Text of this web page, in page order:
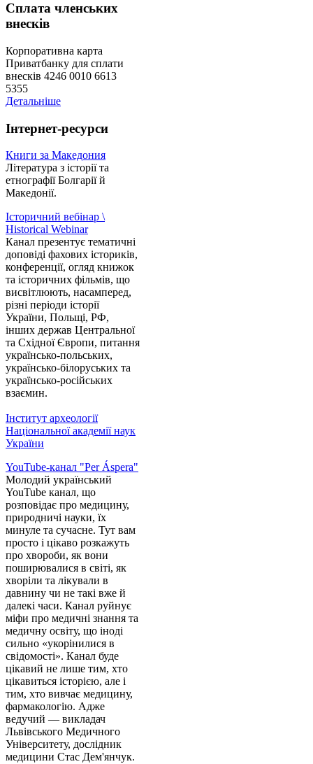
Сплата членських
внесків
Корпоративна карта
Приватбанку для сплати
внесків 4246 0010 6613
5355
Детальніше
Інтернет-ресурси
Книги за Македония
Література з історії та
етнографії Болгарії й
Македонії.
Історичний вебінар \
Historical Webinar
Канал презентує тематичні
доповіді фахових істориків,
конференції, огляд книжок
та історичних фільмів, що
висвітлюють, насамперед,
різні періоди історії
України, Польщі, РФ,
інших держав Центральної
та Східної Європи, питання
українсько-польських,
українсько-білоруських та
українсько-російських
взаємин.
Інститут археології
Національної академії наук
України
YouTube-канал "Per Áspera"
Молодий український
YouTube канал, що
розповідає про медицину,
природничі науки, їх
минуле та сучасне. Тут вам
просто і цікаво розкажуть
про хвороби, як вони
поширювалися в світі, як
хворіли та лікували в
давнину чи не такі вже й
далекі часи. Канал руйнує
міфи про медичні знання та
медичну освіту, що іноді
сильно «укорінилися в
свідомості». Канал буде
цікавий не лише тим, хто
цікавиться історією, але і
тим, хто вивчає медицину,
фармакологію. Адже
ведучий — викладач
Львівського Медичного
Університету, дослідник
медицини Стас Дем'янчук.